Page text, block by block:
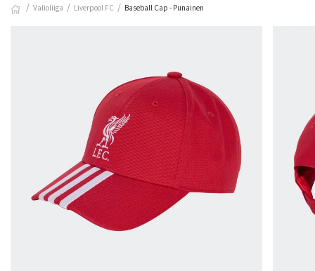
Valioliiga Liverpool FC Baseball Cap - Punainen